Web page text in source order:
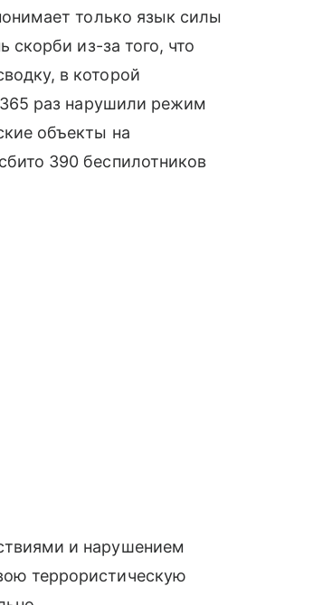
только язык силы
из-за того, что
в которой
раз нарушили режим
объекты на
390 беспилотников
и нарушением
террористическую